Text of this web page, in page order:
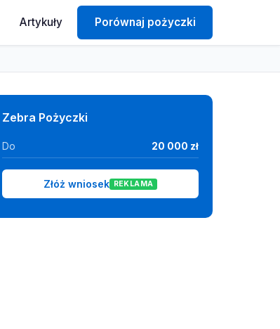
Artykuły Porównaj pożyczki
Zebra Pożyczki
Do 20 000 zł
Złóż wniosek REKLAMA